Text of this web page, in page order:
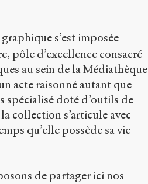
s’est imposée
pôle d’excellence consacré
au sein de la Médiathèque
acte raisonné autant que
spécialisé doté d’outils de
collection s’articule avec
qu’elle possède sa vie
de partager ici nos